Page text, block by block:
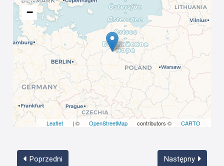
−
Leaflet | © OpenStreetMap contributors © CARTO
Poprzedni Następny